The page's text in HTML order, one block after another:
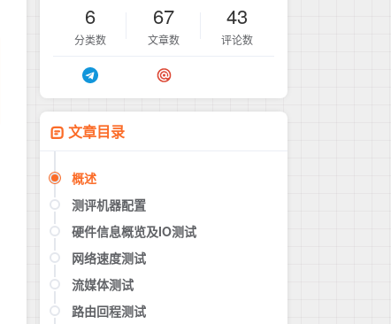
6
分类数
67
文章数
43
评论数
文章目录
概述
测评机器配置
硬件信息概览及IO测试
网络速度测试
流媒体测试
路由回程测试